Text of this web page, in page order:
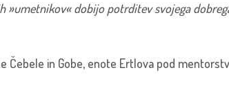
»umetnikov« dobijo potrditev svojega
in Gobe, enote Ertlova pod